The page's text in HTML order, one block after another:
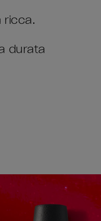
ricca.
durata
dei desideri